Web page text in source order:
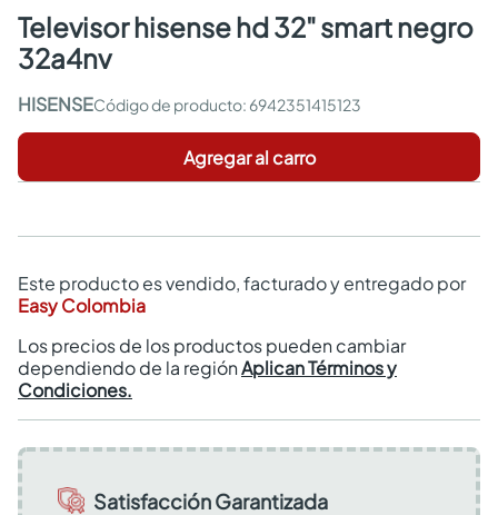
televisor hisense hd 32" smart negro
32a4nv
HISENSE : 6942351415123
Agregar al carro
Este producto es vendido, facturado y entregado por
Easy Colombia
Los precios de los productos pueden cambiar
dependiendo de la regiónAplican Términos y
Condiciones.
Satisfacción Garantizada